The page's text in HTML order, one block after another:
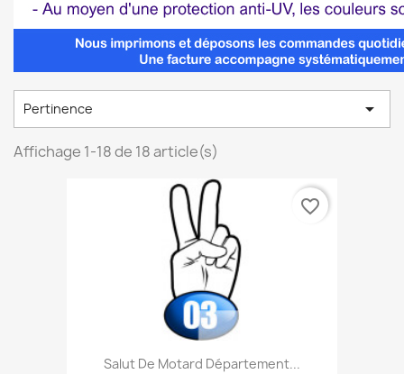
Pertinence 
Affichage 1-18 de 18 article(s)
Salut De Motard Département...
favorite_border